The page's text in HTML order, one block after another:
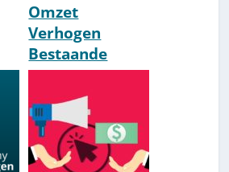
Omzet
Verhogen
Bestaande
Klanten
[Bijverkoop
Stimuleren
Tips]